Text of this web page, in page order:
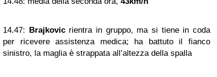
14.47: Brajkovicrientra in gruppo, ma si tiene in coda
per ricevere assistenza medica; ha battuto il fianco
sinistro, la maglia è strappata all’altezza della spalla